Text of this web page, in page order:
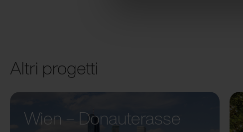
Altri progetti
Wien – Donauterasse